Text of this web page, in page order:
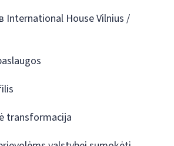
International House Vilnius /
transformacija